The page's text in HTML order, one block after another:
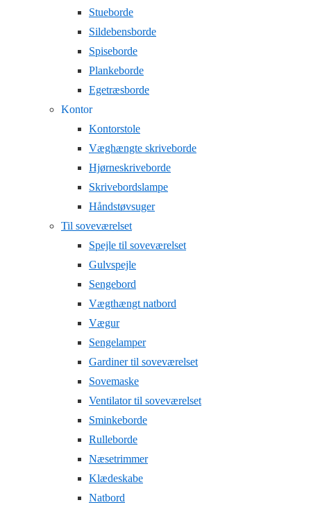
Stueborde
Sildebensborde
Spiseborde
Plankeborde
Egetræsborde
Kontor
Kontorstole
Væghængte skriveborde
Hjørneskriveborde
Skrivebordslampe
Håndstøvsuger
Til soveværelset
Spejle til soveværelset
Gulvspejle
Sengebord
Vægthængt natbord
Vægur
Sengelamper
Gardiner til soveværelset
Sovemaske
Ventilator til soveværelset
Sminkeborde
Rulleborde
Næsetrimmer
Klædeskabe
Natbord